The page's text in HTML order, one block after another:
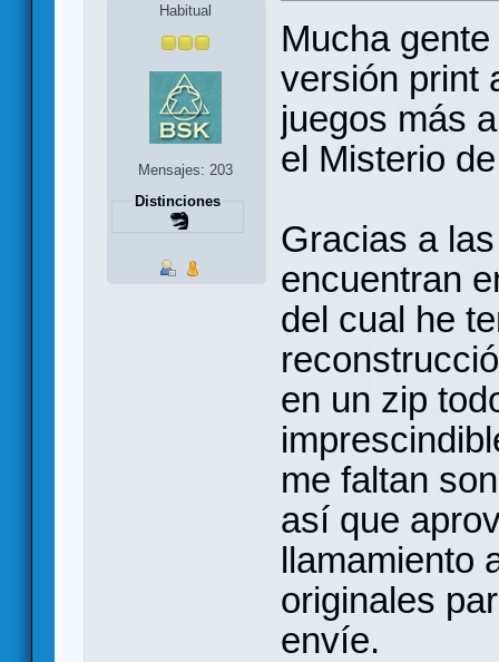
Habitual
Mensajes: 203
Distinciones
Mucha
versión print
juegos más
el Misterio
Gracias a
encuentran
del cual he
en un zip
me faltan
así que
llamamiento
originales
envíe.